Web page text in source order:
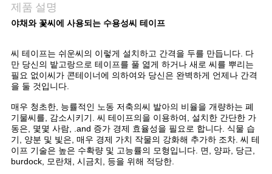
용
요
청
하
십
시
제품 설명
야채와 꽃씨에 사용되는 수용성씨 테이프
씨 테이프는 쉬운씨의 이렇게 설치하고 간격을 두를 만듭니다. 다
만 당신의 밭고랑으로 테이프를 풀 엷게 하거나 새로 씨를 뿌리는
필요 없이씨가 콘테이너에 의하여와 당신은 완벽하게 언제나 간격
을 둘 것입니다.
매우 청초한, 능률적인 노동 저축의씨 발아의 비율을 개량하는 폐
기물씨를, 감소시키기. 씨 테이프의을 이용하여, 설치한 간단한 가
동은, 몇몇 사람, .and 증가 경제 효율성을 필요로 합니다. 식물 습
기, 양분 및 빛은, 매우 경제 가치 작물의 강화해 추가하 조차. 씨 테
이프 기술은 높은 수확량 및 고능률의 모형입니다. 면, 양파, 당근,
burdock, 모란채, 시금치, 등을 위해 적당한.